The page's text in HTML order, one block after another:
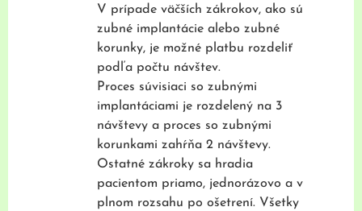
V prípade väčších zákrokov, ako sú
zubné implantácie alebo zubné
korunky, je možné platbu rozdeliť
podľa počtu návštev.
Proces súvisiaci so zubnými
implantáciami je rozdelený na 3
návštevy a proces so zubnými
korunkami zahŕňa 2 návštevy.
Ostatné zákroky sa hradia
pacientom priamo, jednorázovo a v
plnom rozsahu po ošetrení. Všetky